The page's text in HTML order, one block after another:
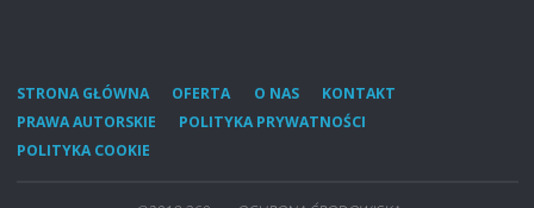
STRONA GŁÓWNA OFERTA O NAS
KONTAKT
PRAWA AUTORSKIE
POLITYKA PRYWATNOŚCI
POLITYKA COOKIE